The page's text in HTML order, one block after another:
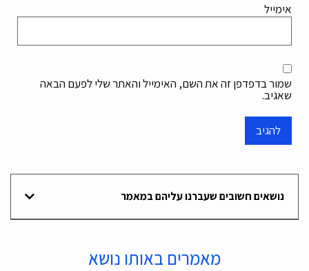
אימייל
שמור בדפדפן זה את השם, האימייל והאתר שלי לפעם הבאה
שאגיב.
נושאים חשובים שעברנו עליהם במאמר
מאמרים באותו נושא